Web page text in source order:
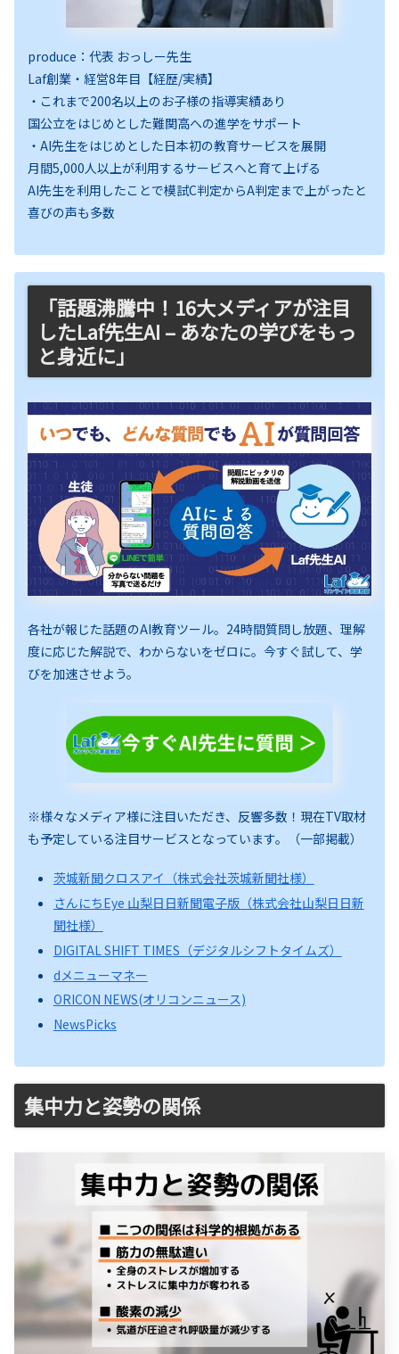
produce：代表 おっしー先生
Laf創業・経営8年目【経歴/実績】
・これまで200名以上のお子様の指導実績あり
国公立をはじめとした難関高への進学をサポート
・AI先生をはじめとした日本初の教育サービスを展開
月間5,000人以上が利用するサービスへと育て上げる
AI先生を利用したことで模試C判定からA判定まで上がったと
喜びの声も多数
「話題沸騰中！16大メディアが注目
したLaf先生AI – あなたの学びをもっ
と身近に」
各社が報じた話題のAI教育ツール。24時間質問し放題、理解
度に応じた解説で、わからないをゼロに。今すぐ試して、学
びを加速させよう。
※様々なメディア様に注目いただき、反響多数！現在TV取材
も予定している注目サービスとなっています。（一部掲載）
茨城新聞クロスアイ（株式会社茨城新聞社様）
さんにちEye 山梨日日新聞電子版（株式会社山梨日日新
聞社様）
DIGITAL SHIFT TIMES（デジタルシフトタイムズ）
dメニューマネー
ORICON NEWS(オリコンニュース)
NewsPicks
集中力と姿勢の関係